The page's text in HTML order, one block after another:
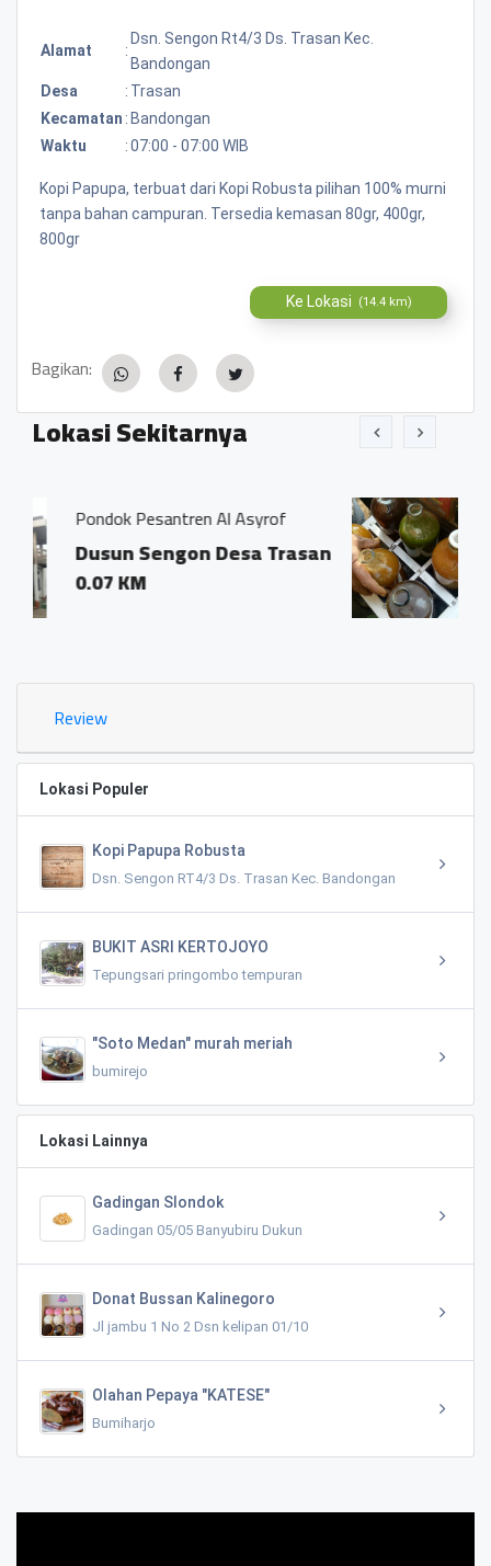
Alamat :
Dsn. Sengon Rt4/3 Ds. Trasan Kec.
Bandongan
Desa
: Trasan
Kecamatan : Bandongan
Waktu
:07:00 - 07:00 WIB
Kopi Papupa, terbuat dari Kopi Robusta pilihan 100% murni
tanpa bahan campuran. Tersedia kemasan 80gr, 400gr,
800gr
Ke Lokasi (14.4 km)
Bagikan:
Lokasi Sekitarnya
Al Asyrof
Desa Trasan
Jamu Tradisisional
Dsn. Sengon RT04/
Trasan Kec.
0.03 KM
Review
Lokasi Populer
Kopi Papupa Robusta
Dsn. Sengon RT4/3 Ds. Trasan Kec. Bandongan
BUKIT ASRI KERTOJOYO
Tepungsari pringombo tempuran
"Soto Medan" murah meriah
bumirejo
Lokasi Lainnya
Gadingan Slondok
Gadingan 05/05 Banyubiru Dukun
Donat Bussan Kalinegoro
Jl jambu 1 No 2 Dsn kelipan 01/10
Olahan Pepaya "KATESE"
Bumiharjo